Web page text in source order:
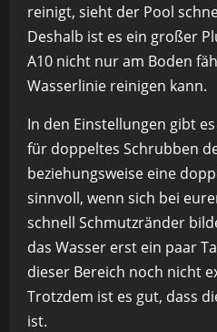
reinigt, sieht der Pool
Deshalb ist es ein großer
A10 nicht nur am Boden
Wasserlinie reinigen kann.
In den Einstellungen gibt
für doppeltes Schrubben
beziehungsweise eine
sinnvoll, wenn sich bei
schnell Schmutzränder
das Wasser erst ein paar
dieser Bereich noch nicht
Trotzdem ist es gut, dass
ist.